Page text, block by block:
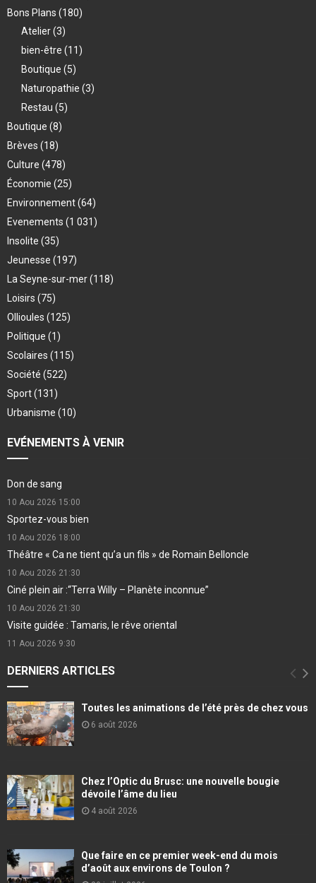
Bons Plans (180)
Atelier(3)
bien-être (11)
Boutique (5)
Naturopathie (3)
Restau (5)
Boutique (8)
Brèves (18)
Culture (478)
Économie (25)
Environnement(64)
Evenements (1 031)
Insolite (35)
Jeunesse (197)
La Seyne-sur-mer(118)
Loisirs (75)
Ollioules (125)
Politique (1)
Scolaires (115)
Société (522)
Sport(131)
Urbanisme (10)
EVÉNEMENTS À VENIR
Don de sang
10 Aou 2026 15:00
Sportez-vous bien
10 Aou 2026 18:00
Théâtre « Ca ne tient qu’a un fils » de Romain Belloncle
10 Aou 2026 21:30
Ciné plein air :“Terra Willy – Planète inconnue”
10 Aou 2026 21:30
Visite guidée : Tamaris, le rêve oriental
11 Aou 2026 9:30
DERNIERS ARTICLES
Toutes les animations de l’été près de chez vous
6 août 2026
Chez l’Optic du Brusc: une nouvelle bougie
dévoile l’âme du lieu
4 août 2026
Que faire en ce premier week-end du mois
d’août aux environs de Toulon ?